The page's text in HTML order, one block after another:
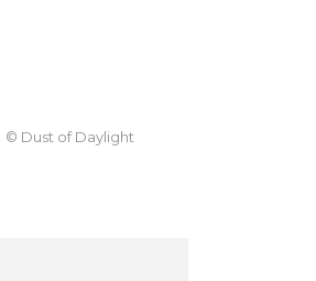
© Dust of Daylight